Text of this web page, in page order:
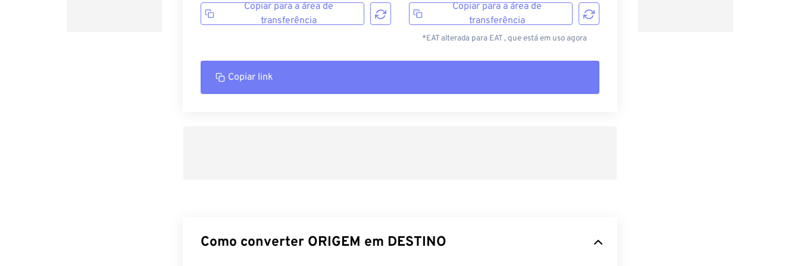
Copiar para a área de
transferência
Copiar para a área de
transferência
*EAT alterada para EAT , que está em uso agora
Copiar link
Como converter ORIGEM em DESTINO